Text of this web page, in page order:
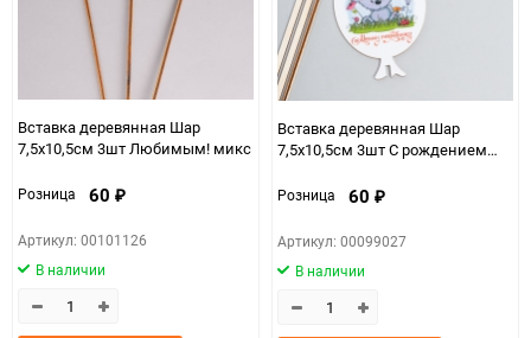
Вставка деревянная Шар
7,5х10,5см 3шт Любимым! микс
Розница 60 ₽
Артикул: 00101126
В наличии
Вставка деревянная Шар
7,5х10,5см 3шт С рождением
Розница 60 ₽
Артикул: 00099027
В наличии